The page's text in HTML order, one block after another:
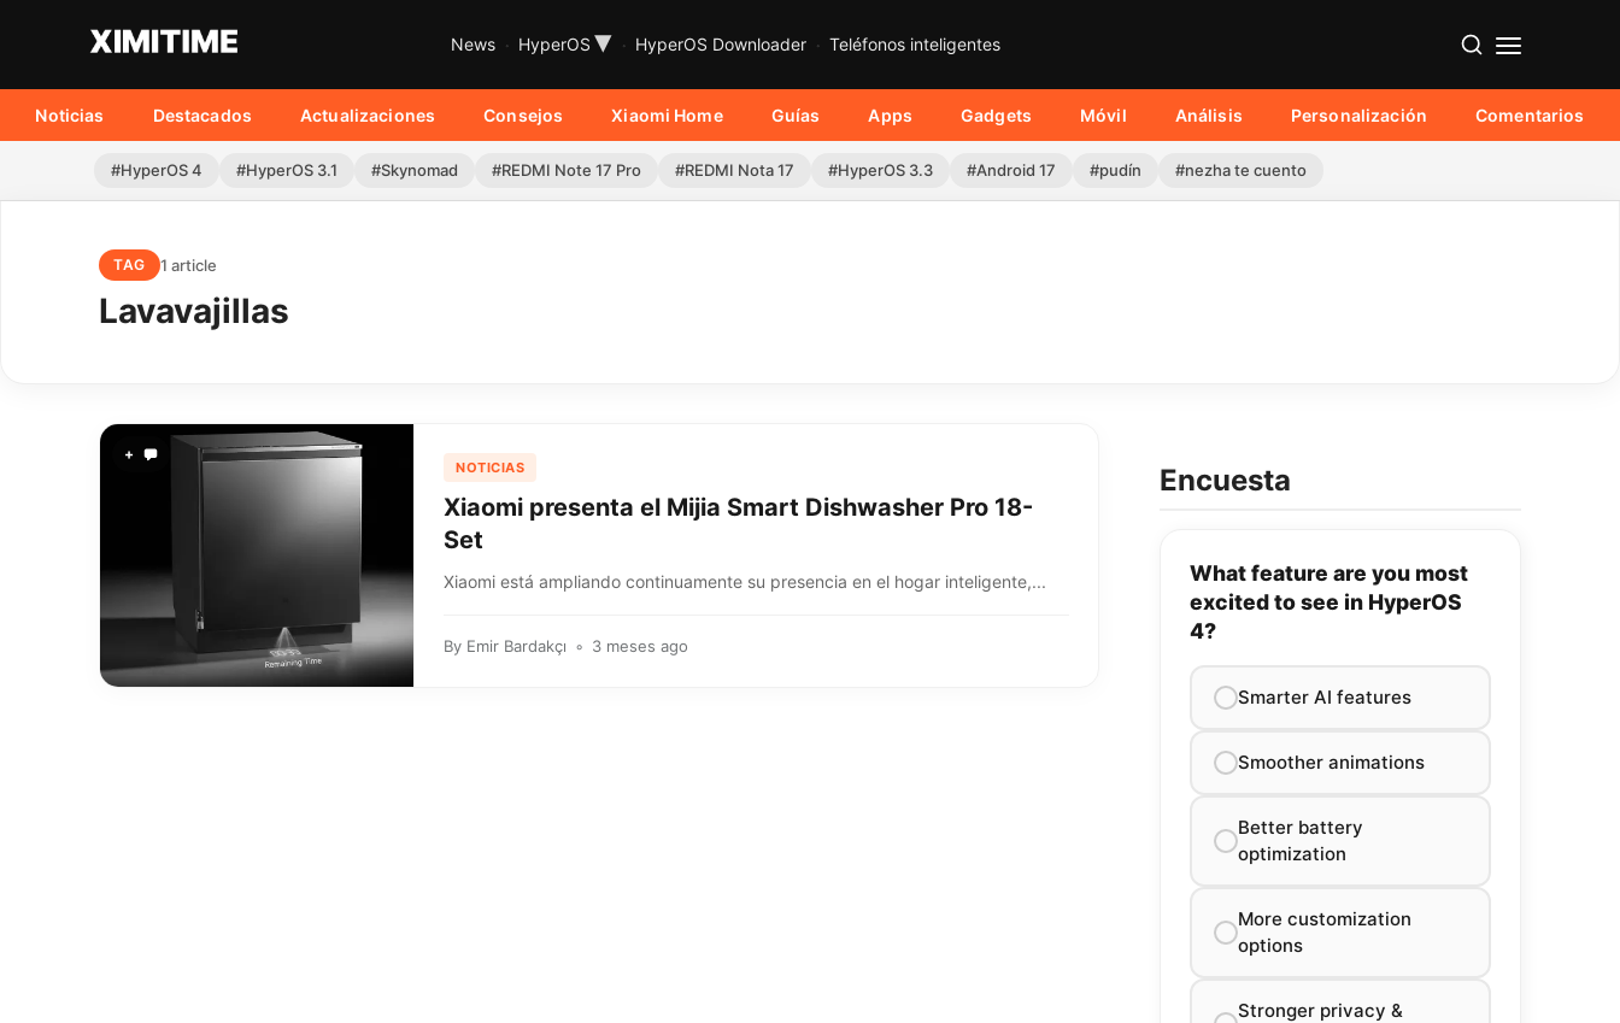
News HyperOS ▾ HyperOS Downloader Teléfonos inteligentes
Noticias Destacados Actualizaciones Consejos Xiaomi Home Guías Apps Gadgets Móvil Análisis Personalización Comentarios
#HyperOS 4 #HyperOS 3.1 #Skynomad #REDMI Note 17 Pro #REDMI Nota 17 #HyperOS 3.3 #Android 17 #pudín #nezha te cuento
TAG 1 article
Lavavajillas
+
NOTICIAS
Xiaomi presenta el Mijia Smart Dishwasher Pro 18-
Set
Xiaomi está ampliando continuamente su presencia en el hogar inteligente,...
By Emir Bardakçı 3 meses ago
Encuesta
What feature are you most
excited to see in HyperOS
4?
Smarter AI features
Smoother animations
Better battery
optimization
More customization
options
Stronger privacy &